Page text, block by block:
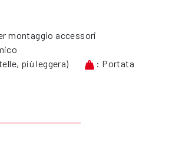
montaggio accessori
più leggera)
: Portata